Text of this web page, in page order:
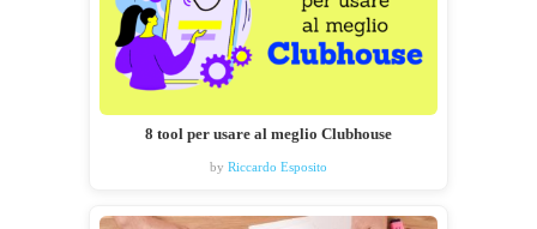
8 tool per usare al meglio Clubhouse
by Riccardo Esposito